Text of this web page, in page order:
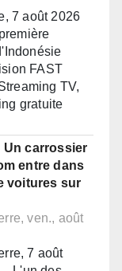
7 août 2026
FAST
TV,
gratuite
Un carrossier
entre dans
voitures sur
ven., août
7 août